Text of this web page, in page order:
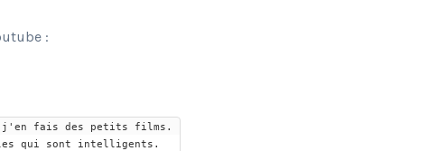
:
fais des petits films.
qui sont intelligents.